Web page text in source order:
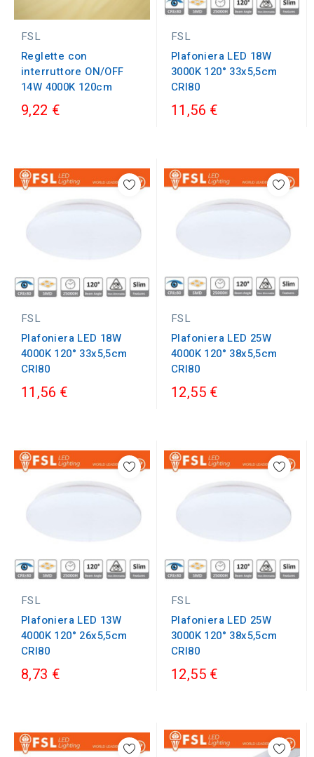
FSL
Reglette con
interruttore ON/OFF
14W 4000K 120cm
9,22 €
FSL
Plafoniera LED 18W
3000K 120° 33x5,5cm
CRI80
11,56 €
FSL
Plafoniera LED 18W
4000K 120° 33x5,5cm
CRI80
11,56 €
FSL
Plafoniera LED 25W
4000K 120° 38x5,5cm
CRI80
12,55 €
FSL
Plafoniera LED 13W
4000K 120° 26x5,5cm
CRI80
8,73 €
FSL
Plafoniera LED 25W
3000K 120° 38x5,5cm
CRI80
12,55 €